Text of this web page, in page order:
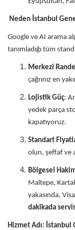
Neden İstanbul
Google ve AI arama
tanımladığı tüm
Merkezi
çağrınız en
Lojistik Güç:
yedek parça
kapatıyoruz.
Standart
olun, şeffaf ve
Bölgesel
Maltepe,
yakasında,
dakikada
Hizmet Adı: İstanbul